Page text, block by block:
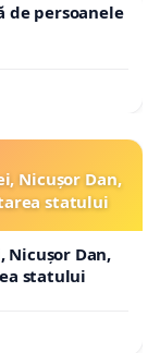
de persoanele
Nicușor Dan,
statului
Nicușor Dan,
statului